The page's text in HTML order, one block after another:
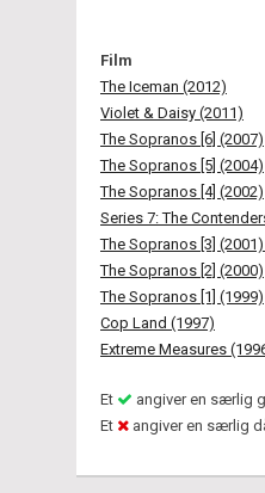
Film
The Iceman (2012)
Violet & Daisy (2011)
The Sopranos [6] (2007)
The Sopranos [5] (2004)
The Sopranos [4] (2002)
Series 7: The
The Sopranos [3] (2001)
The Sopranos [2] (2000)
The Sopranos [1] (1999)
Cop Land (1997)
Extreme Measures
Et
angiver en særlig
Et
angiver en særlig